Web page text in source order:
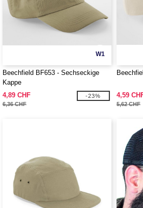
W1
Beechfield BF653 - Sechseckige
Kappe
4,89 CHF
6,36 CHF
-23% 4,59
5,62 CHF